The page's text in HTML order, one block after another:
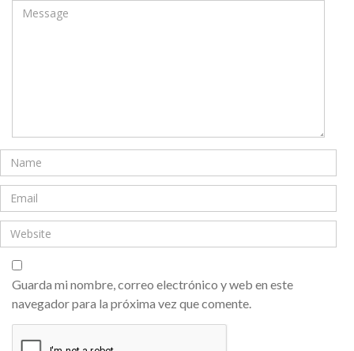
Guarda mi nombre, correo electrónico y web en este
navegador para la próxima vez que comente.